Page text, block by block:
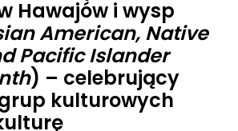
Hawajów i wysp
American, Native
Pacific Islander
) – celebrujący
kulturowych